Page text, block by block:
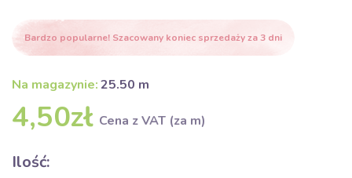
Bardzo popularne! Szacowany koniec sprzedaży za 3 dni
Na magazynie:25.50 m
4,50zł Cena z VAT (za m)
Ilość: